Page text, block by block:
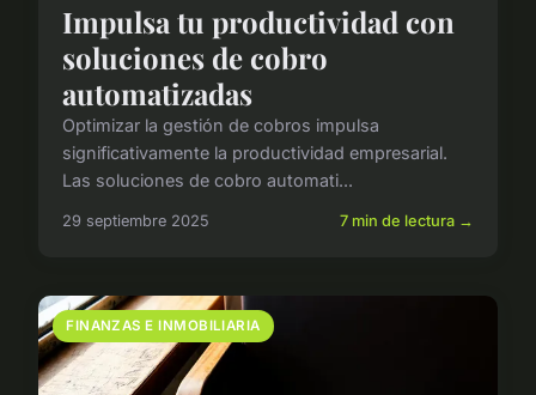
Impulsa tu productividad con
soluciones de cobro
automatizadas
Optimizar la gestión de cobros impulsa
significativamente la productividad empresarial.
Las soluciones de cobro automati...
29 septiembre 2025 7 min de lectura →
FINANZAS E INMOBILIARIA